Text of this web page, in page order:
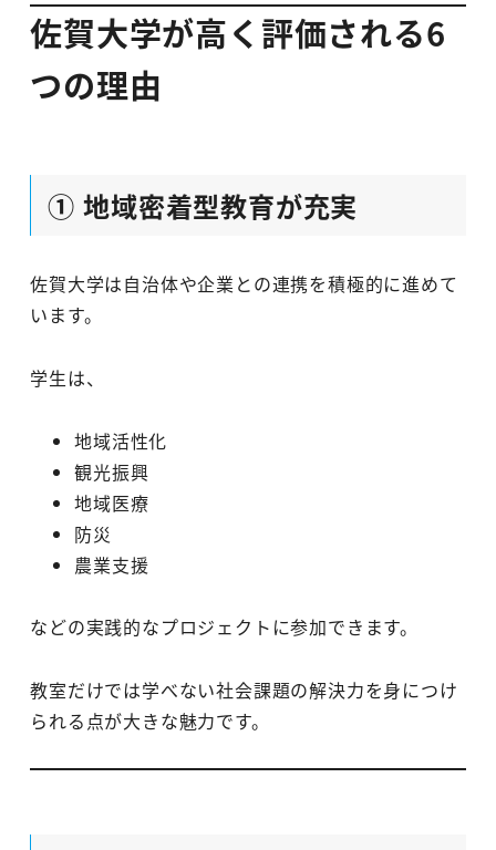
佐賀大学が高く評価される6
つの理由
① 地域密着型教育が充実
佐賀大学は自治体や企業との連携を積極的に進めて
います。
学生は、
地域活性化
観光振興
地域医療
防災
農業支援
などの実践的なプロジェクトに参加できます。
教室だけでは学べない社会課題の解決力を身につけ
られる点が大きな魅力です。